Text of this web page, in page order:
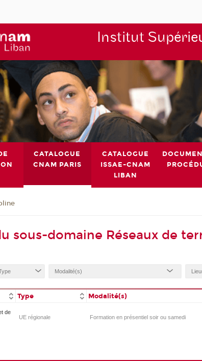
Institut
CATALOGUE
CNAM PARIS
CATALOGUE
ISSAE-CNAM
LIBAN
sous-domaine Réseaux de
Type Modalité(s)
de
UE régionale Formation en présentiel soir ou samedi